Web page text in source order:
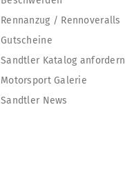
Rennanzug / Rennoveralls
Gutscheine
Sandtler Katalog anfordern
Motorsport Galerie
Sandtler News